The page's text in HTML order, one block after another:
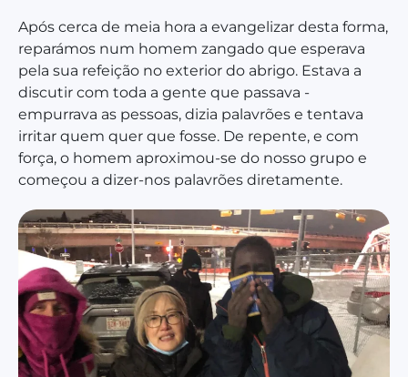
Após cerca de meia hora a evangelizar desta forma,
reparámos num homem zangado que esperava
pela sua refeição no exterior do abrigo. Estava a
discutir com toda a gente que passava -
empurrava as pessoas, dizia palavrões e tentava
irritar quem quer que fosse. De repente, e com
força, o homem aproximou-se do nosso grupo e
começou a dizer-nos palavrões diretamente.